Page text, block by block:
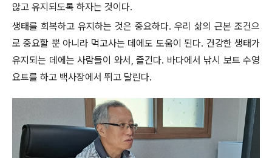
않고 유지되도록 하자는 것이다.
생태를 회복하고 유지하는 것은 중요하다. 우리 삶의 근본 조건으
로 중요할 뿐 아니라 먹고사는 데에도 도움이 된다. 건강한 생태가
유지되는 데에는 사람들이 와서, 즐긴다. 바다에서 낚시 보트 수영
요트를 하고 백사장에서 뛰고 달린다.